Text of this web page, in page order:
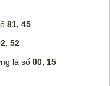
81, 45
52
là số 00, 15